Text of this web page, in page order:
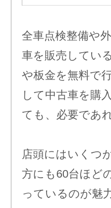
全車点検整備や
車を販売してい
や板金を無料で
して中古車を購
ても、必要であ
店頭にはいくつ
方にも60台ほど
っているのが魅